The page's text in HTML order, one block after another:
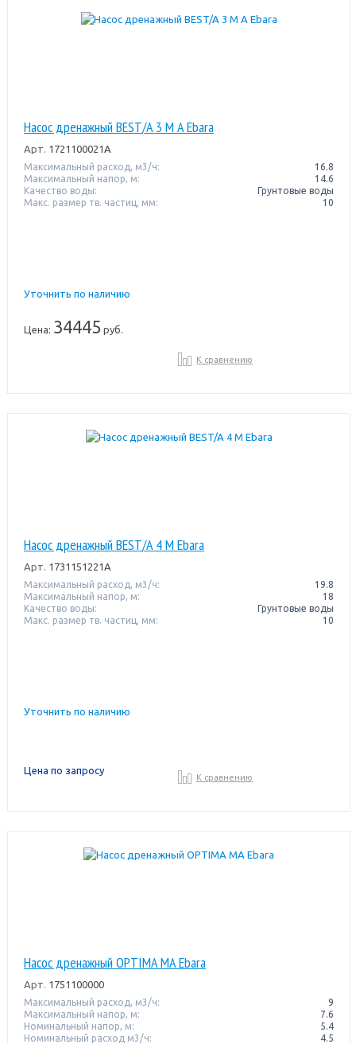
Насос дренажный BEST/A 3 M A Ebara
Арт. 1721100021A
Максимальный расход, м3/ч:
16.8
Максимальный напор, м:
14.6
Качество воды:
Грунтовые воды
Макс. размер тв. частиц, мм:
10
Уточнить по наличию
Цена: 34445 руб.
К сравнению
Насос дренажный BEST/A 4 M Ebara
Арт. 1731151221A
Максимальный расход, м3/ч:
19.8
Максимальный напор, м:
18
Качество воды:
Грунтовые воды
Макс. размер тв. частиц, мм:
10
Уточнить по наличию
Цена по запросу
К сравнению
Насос дренажный OPTIMA MA Ebara
Арт. 1751100000
Максимальный расход, м3/ч:
9
Максимальный напор, м:
7.6
Номинальный напор, м:
5.4
Номинальный расход м3/ч:
4.5